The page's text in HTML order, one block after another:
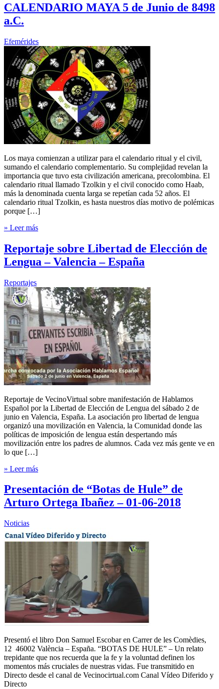
CALENDARIO MAYA 5 de Junio de 8498
a.C.
Efemérides
Los maya comienzan a utilizar para el calendario ritual y el civil,
sumando el calendario complementario. Su complejidad revelan la
importancia que tuvo esta civilización americana, precolombina. El
calendario ritual llamado Tzolkin y el civil conocido como Haab,
más la denominada cuenta larga se repetían cada 52 años. El
calendario ritual Tzolkin, es hasta nuestros días motivo de polémicas
porque […]
» Leer más
Reportaje sobre Libertad de Elección de
Lengua – Valencia – España
Reportajes
Reportaje de VecinoVirtual sobre manifestación de Hablamos
Español por la Libertad de Elección de Lengua del sábado 2 de
junio en Valencia, España. La asociación pro libertad de lengua
organizó una movilización en Valencia, la Comunidad donde las
políticas de imposición de lengua están despertando más
movilización entre los padres de alumnos. Cada vez más gente ve en
lo que […]
» Leer más
Presentación de “Botas de Hule” de
Arturo Ortega Ibañez – 01-06-2018
Noticias
Presentó el libro Don Samuel Escobar en Carrer de les Comèdies,
12 46002 València – España. “BOTAS DE HULE” – Un relato
trepidante que nos recuerda que la fe y la voluntad definen los
momentos más cruciales de nuestras vidas. Fue transmitido en
Directo desde el canal de Vecinocirtual.com Canal Vídeo Diferido y
Directo